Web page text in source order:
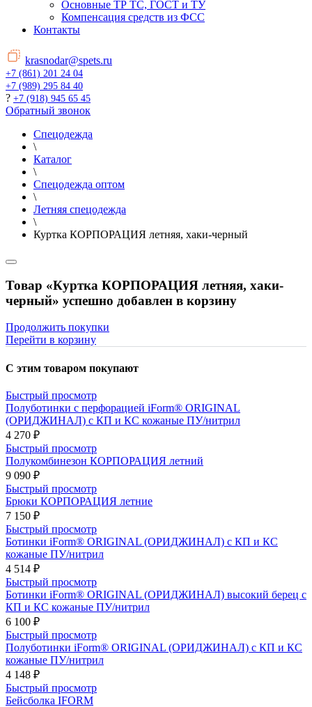
Основные ТР ТС, ГОСТ и ТУ
Компенсация средств из ФСС
Контакты
krasnodar@spets.ru
+7 (861) 201 24 04
+7 (989) 295 84 40
? +7 (918) 945 65 45
Обратный звонок
Спецодежда
\
Каталог
\
Спецодежда оптом
\
Летняя спецодежда
\
Куртка КОРПОРАЦИЯ летняя, хаки-черный
Товар «Куртка КОРПОРАЦИЯ летняя, хаки-
черный» успешно добавлен в корзину
Продолжить покупки
Перейти в корзину
С этим товаром покупают
Быстрый просмотр
Полуботинки с перфорацией iForm® ORIGINAL
(ОРИДЖИНАЛ) с КП и КС кожаные ПУ/нитрил
4 270 ₽
Быстрый просмотр
Полукомбинезон КОРПОРАЦИЯ летний
9 090 ₽
Быстрый просмотр
Брюки КОРПОРАЦИЯ летние
7 150 ₽
Быстрый просмотр
Ботинки iForm® ORIGINAL (ОРИДЖИНАЛ) с КП и КС
кожаные ПУ/нитрил
4 514 ₽
Быстрый просмотр
Ботинки iForm® ORIGINAL (ОРИДЖИНАЛ) высокий берец с
КП и КС кожаные ПУ/нитрил
6 100 ₽
Быстрый просмотр
Полуботинки iForm® ORIGINAL (ОРИДЖИНАЛ) с КП и КС
кожаные ПУ/нитрил
4 148 ₽
Быстрый просмотр
Бейсболка IFORM